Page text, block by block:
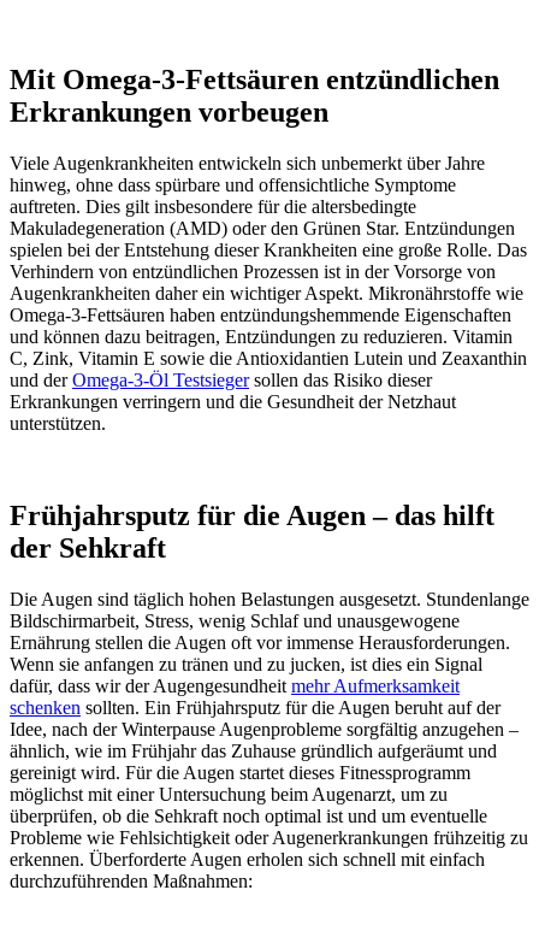
Mit Omega-3-Fettsäuren entzündlichen
Erkrankungen vorbeugen
Viele Augenkrankheiten entwickeln sich unbemerkt über Jahre
hinweg, ohne dass spürbare und offensichtliche Symptome
auftreten. Dies gilt insbesondere für die altersbedingte
Makuladegeneration (AMD) oder den Grünen Star. Entzündungen
spielen bei der Entstehung dieser Krankheiten eine große Rolle. Das
Verhindern von entzündlichen Prozessen ist in der Vorsorge von
Augenkrankheiten daher ein wichtiger Aspekt. Mikronährstoffe wie
Omega-3-Fettsäuren haben entzündungshemmende Eigenschaften
und können dazu beitragen, Entzündungen zu reduzieren. Vitamin
C, Zink, Vitamin E sowie die Antioxidantien Lutein und Zeaxanthin
und derOmega-3-Öl Testsiegersollen das Risiko dieser
Erkrankungen verringern und die Gesundheit der Netzhaut
unterstützen.
Frühjahrsputz für die Augen – das hilft
der Sehkraft
Die Augen sind täglich hohen Belastungen ausgesetzt. Stundenlange
Bildschirmarbeit, Stress, wenig Schlaf und unausgewogene
Ernährung stellen die Augen oft vor immense Herausforderungen.
Wenn sie anfangen zu tränen und zu jucken, ist dies ein Signal
dafür, dass wir der Augengesundheit mehr Aufmerksamkeit
schenken sollten. Ein Frühjahrsputz für die Augen beruht auf der
Idee, nach der Winterpause Augenprobleme sorgfältig anzugehen –
ähnlich, wie im Frühjahr das Zuhause gründlich aufgeräumt und
gereinigt wird. Für die Augen startet dieses Fitnessprogramm
möglichst mit einer Untersuchung beim Augenarzt, um zu
überprüfen, ob die Sehkraft noch optimal ist und um eventuelle
Probleme wie Fehlsichtigkeit oder Augenerkrankungen frühzeitig zu
erkennen. Überforderte Augen erholen sich schnell mit einfach
durchzuführenden Maßnahmen: